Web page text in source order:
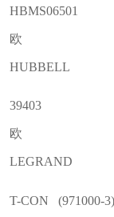
HUBBELL
39403
欧
LEGRAND
T-CON